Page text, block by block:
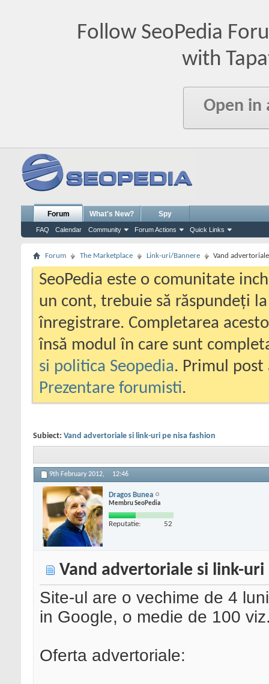
Follow SeoPedia
with
Open in
Forum
FAQ Calendar Community Forum Actions Quick Links
What's New? Spy
Forum The Marketplace Link-uri/Bannere Vand
SeoPedia este o comunitate
un cont, trebuie să răspundeți
înregistrare. Completarea
însă modul în care sunt
si politica Seopedia. Primul
Prezentare forumisti.
Subiect: Vand advertoriale si link-uri pe nisa fashion
9th February 2012, 12:46
Dragos Bunea
Membru SeoPedia
Reputatie: 52
Vand advertoriale si link-uri
Site-ul are o vechime de 4
in Google, o medie de 100
Oferta advertoriale: